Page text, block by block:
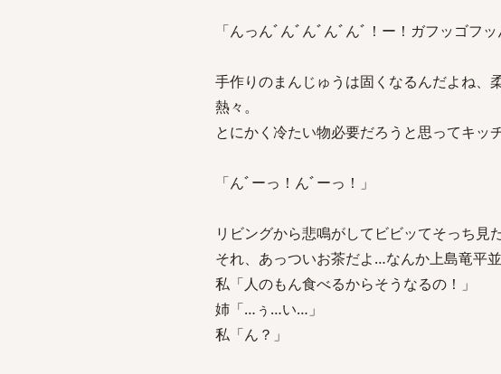
「んっんﾞんﾞんﾞんﾞんﾞ！ー！ガフッゴフッ
手作りのまんじゅうは固くなるんだよね、
熱々。
とにかく冷たい物必要だろうと思ってキッ
「んﾞーっ！んﾞーっ！」
リビングから悲鳴がしてビビッてそっち見
それ、あっついお茶だよ…なんか上島竜平
私「人のもん食べるからそうなるの！」
姉「…ぅ…い…」
私「ん？」